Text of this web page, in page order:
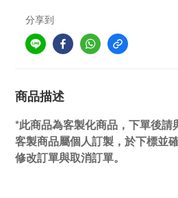
分享到
商品描述
*此商品為客製化商品，下單後請
客製商品屬個人訂製，於下標並
修改訂單與取消訂單。